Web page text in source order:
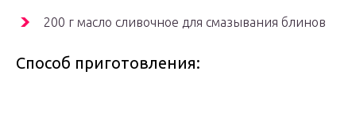
200 г масло сливочное для смазывания блинов
Способ приготовления: